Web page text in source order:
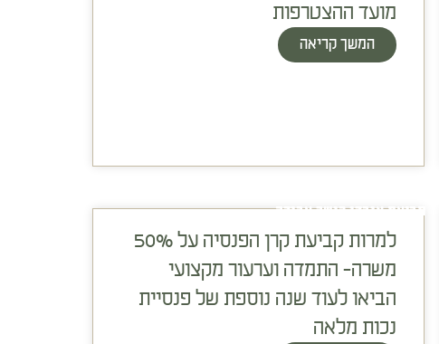
מועד ההצטרפות
המשך קריאה
תביעת אובדן כושר עבודה
למרות קביעת קרן הפנסיה על 50%
משרה- התמדה וערעור מקצועי
הביאו לעוד שנה נוספת של פנסיית
נכות מלאה